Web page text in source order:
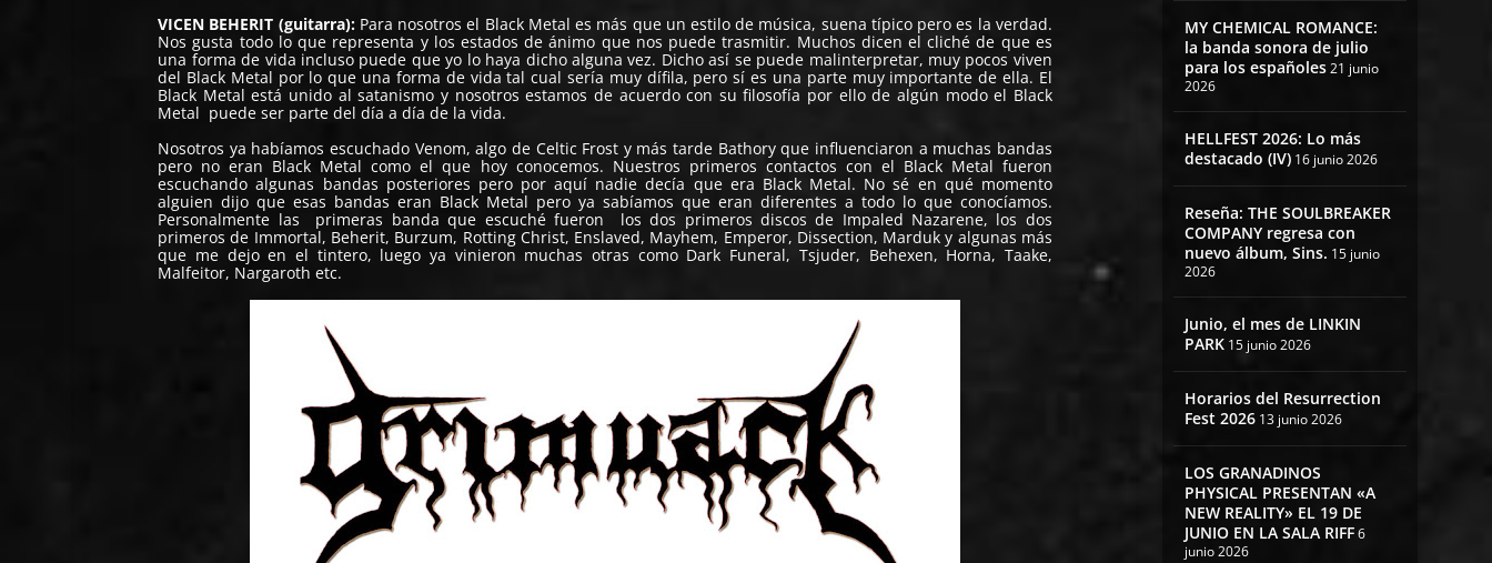
VICEN BEHERIT (guitarra):Para nosotros el Black Metal es más que un estilo de música, suena típico pero es la verdad.
Nos gusta todo lo que representa y los estados de ánimo que nos puede trasmitir. Muchos dicen el cliché de que es
una forma de vida incluso puede que yo lo haya dicho alguna vez. Dicho así se puede malinterpretar, muy pocos viven
del Black Metal por lo que una forma de vida tal cual sería muy dífila, pero sí es una parte muy importante de ella. El
Black Metal está unido al satanismo y nosotros estamos de acuerdo con su filosofía por ello de algún modo el Black
Metal puede ser parte del día a día de la vida.
Nosotros ya habíamos escuchado Venom, algo de Celtic Frost y más tarde Bathory que influenciaron a muchas bandas
pero no eran Black Metal como el que hoy conocemos. Nuestros primeros contactos con el Black Metal fueron
escuchando algunas bandas posteriores pero por aquí nadie decía que era Black Metal. No sé en qué momento
alguien dijo que esas bandas eran Black Metal pero ya sabíamos que eran diferentes a todo lo que conocíamos.
Personalmente las primeras banda que escuché fueron los dos primeros discos de Impaled Nazarene, los dos
primeros de Immortal, Beherit, Burzum, Rotting Christ, Enslaved, Mayhem, Emperor, Dissection, Marduk y algunas más
que me dejo en el tintero, luego ya vinieron muchas otras como Dark Funeral, Tsjuder, Behexen, Horna, Taake,
Malfeitor, Nargaroth etc.
MY CHEMICAL ROMANCE:
la banda sonora de julio
para los españoles21 junio
2026
HELLFEST 2026: Lo más
destacado (IV) 16 junio 2026
Reseña: THE SOULBREAKER
COMPANY regresa con
nuevo álbum, Sins. 15 junio
2026
Junio, el mes de LINKIN
PARK 15 junio 2026
Horarios del Resurrection
Fest 2026 13 junio 2026
LOS GRANADINOS
PHYSICAL PRESENTAN «A
NEW REALITY» EL 19 DE
JUNIO EN LA SALA RIFF6
junio 2026